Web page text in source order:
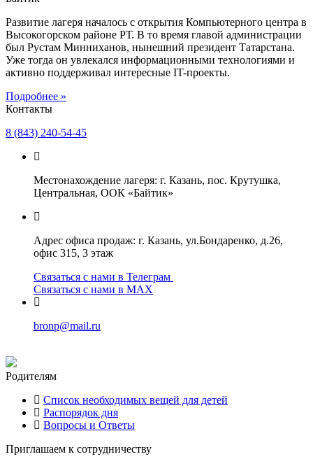
Развитие лагеря началось с открытия Компьютерного центра в
Высокогорском районе РТ. В то время главой администрации
был Рустам Минниханов, нынешний президент Татарстана.
Уже тогда он увлекался информационными технологиями и
активно поддерживал интересные IT-проекты.
Подробнее »
Контакты
8 (843) 240-54-45
Местонахождение лагеря: г. Казань, пос. Крутушка,
Центральная, ООК «Байтик»
Адрес офиса продаж: г. Казань, ул.Бондаренко, д.26,
офис 315, 3 этаж
Связаться с нами в Телеграм
Связаться с нами в МАХ
bronp@mail.ru
Родителям
Список необходимых вещей для детей
Распорядок дня
Вопросы и Ответы
Приглашаем к сотрудничеству